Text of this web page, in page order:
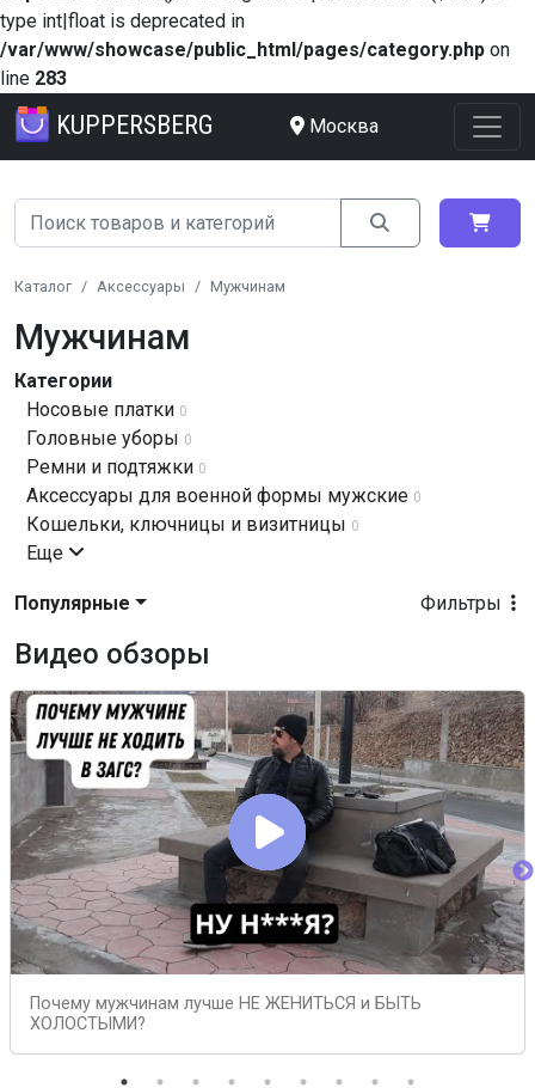
type int|float is deprecated in
/var/www/showcase/public_html/pages/category.php on
line 283
KUPPERSBERG Москва
Каталог Аксессуары Мужчинам
Мужчинам
Категории
Носовые платки 0
Головные уборы 0
Ремни и подтяжки 0
Аксессуары для военной формы мужские 0
Кошельки, ключницы и визитницы 0
Еще
Фильтры
Популярные
Видео обзоры
Почему мужчинам лучше НЕ ЖЕНИТЬСЯ и БЫТЬ
ХОЛОСТЫМИ?